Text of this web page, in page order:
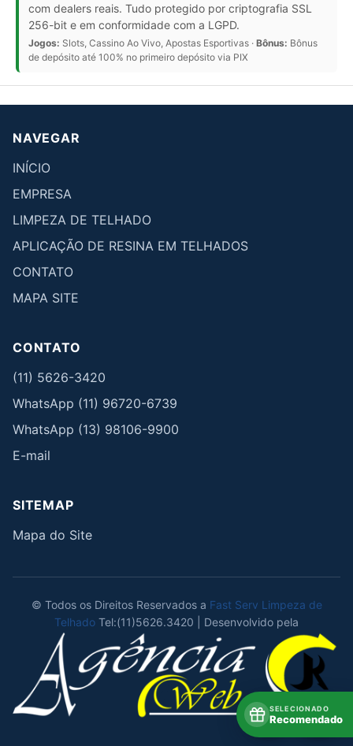
com dealers reais. Tudo protegido por criptografia SSL
256-bit e em conformidade com a LGPD.
Jogos: Slots, Cassino Ao Vivo, Apostas Esportivas · Bônus: Bônus
de depósito até 100% no primeiro depósito via PIX
NAVEGAR
INÍCIO
EMPRESA
LIMPEZA DE TELHADO
APLICAÇÃO DE RESINA EM TELHADOS
CONTATO
MAPA SITE
CONTATO
(11) 5626-3420
WhatsApp (11) 96720-6739
WhatsApp (13) 98106-9900
E-mail
SITEMAP
Mapa do Site
© Todos os Direitos Reservados a Fast Serv Limpeza de
Telhado Tel:(11)5626.3420 | Desenvolvido pela
SELECIONADO
Recomendado